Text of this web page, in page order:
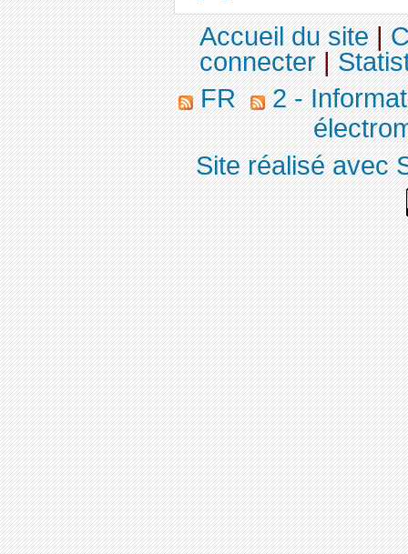
Accueil du site|
connecter|
FR
2 -
Site réalisé avec